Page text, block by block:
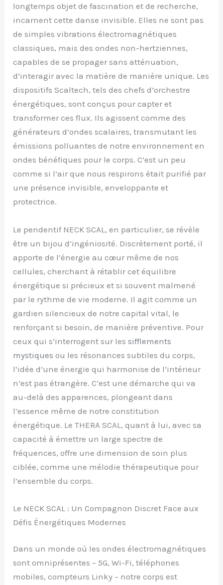
longtemps objet de fascination et de recherche,
incarnent cette danse invisible. Elles ne sont pas
de simples vibrations électromagnétiques
classiques, mais des ondes non-hertziennes,
capables de se propager sans atténuation,
d’interagir avec la matière de manière unique. Les
dispositifs Scaltech, tels des chefs d’orchestre
énergétiques, sont conçus pour capter et
transformer ces flux. Ils agissent comme des
générateurs d’ondes scalaires, transmutant les
émissions polluantes de notre environnement en
ondes bénéfiques pour le corps. C’est un peu
comme si l’air que nous respirons était purifié par
une présence invisible, enveloppante et
protectrice.
Le pendentif NECK SCAL, en particulier, se révèle
être un bijou d’ingéniosité. Discrètement porté, il
apporte de l’énergie au cœur même de nos
cellules, cherchant à rétablir cet équilibre
énergétique si précieux et si souvent malmené
par le rythme de vie moderne. Il agit comme un
gardien silencieux de notre capital vital, le
renforçant si besoin, de manière préventive. Pour
ceux qui s’interrogent sur les sifflements
mystiques ou les résonances subtiles du corps,
l’idée d’une énergie qui harmonise de l’intérieur
n’est pas étrangère. C’est une démarche qui va
au-delà des apparences, plongeant dans
l’essence même de notre constitution
énergétique. Le THERA SCAL, quant à lui, avec sa
capacité à émettre un large spectre de
fréquences, offre une dimension de soin plus
ciblée, comme une mélodie thérapeutique pour
l’ensemble du corps.
Le NECK SCAL : Un Compagnon Discret Face aux
Défis Énergétiques Modernes
Dans un monde où les ondes électromagnétiques
sont omniprésentes – 5G, Wi-Fi, téléphones
mobiles, compteurs Linky – notre corps est